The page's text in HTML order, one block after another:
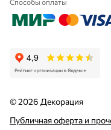
Способы оплаты
© 2026 Декорация
Публичная оферта и